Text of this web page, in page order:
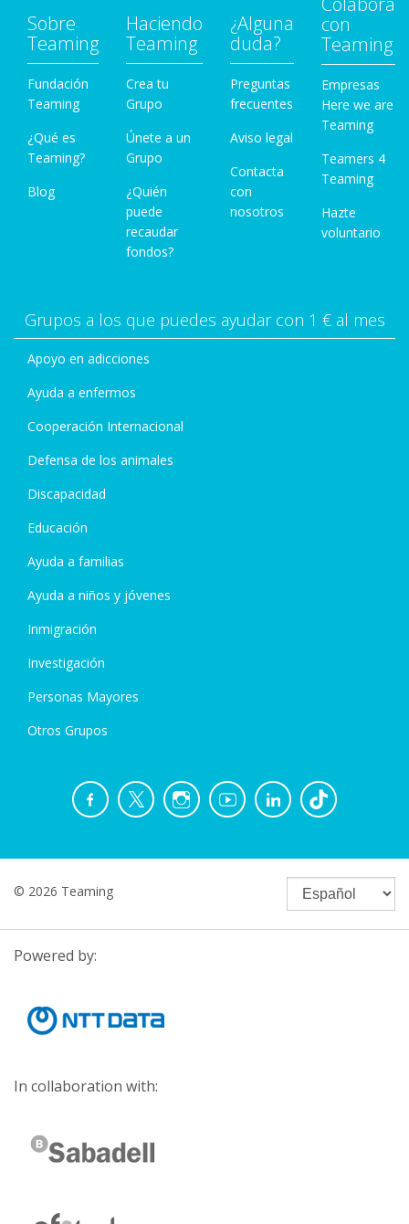
Sobre
Teaming
Fundación
Teaming
¿Qué es
Teaming?
Blog
Haciendo
Teaming
Crea tu
Grupo
Únete a un
Grupo
¿Quién
puede
recaudar
fondos?
¿Alguna
duda?
Preguntas
frecuentes
Aviso legal
Contacta
con
nosotros
con
Teaming
Empresas
Here we are
Teaming
Teamers 4
Teaming
Hazte
voluntario
Grupos a los que puedes ayudar con 1 € al mes
Apoyo en adicciones
Ayuda a enfermos
Cooperación Internacional
Defensa de los animales
Discapacidad
Educación
Ayuda a familias
Ayuda a niños y jóvenes
Inmigración
Investigación
Personas Mayores
Otros Grupos
© 2026 Teaming
Powered by:
In collaboration with: